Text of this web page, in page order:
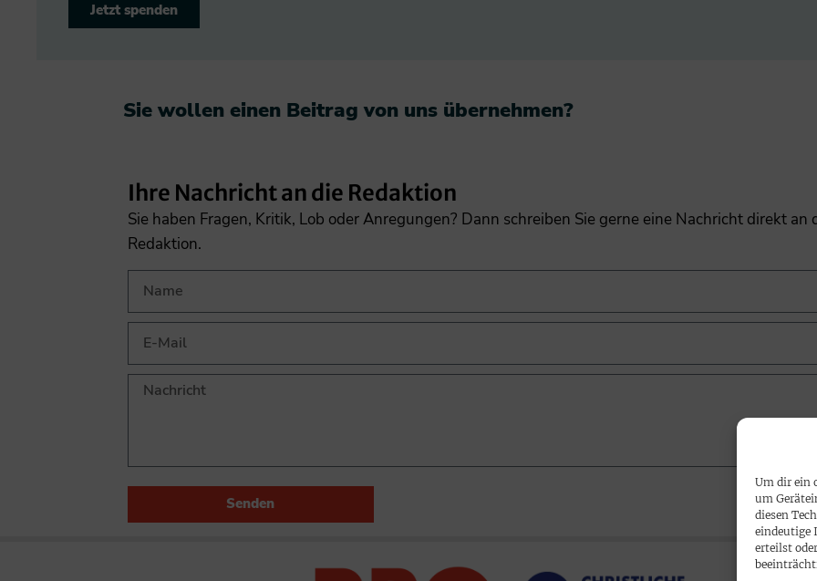
Um dir ein
um
diesen
eindeutige
erteilst
Jetzt spenden
Sie wollen einen Beitrag von uns übernehmen?​
Ihre Nachricht an die Redaktion
Sie haben Fragen, Kritik, Lob oder Anregungen? Dann schreiben Sie gerne eine Nachricht direkt an
Redaktion.
Senden